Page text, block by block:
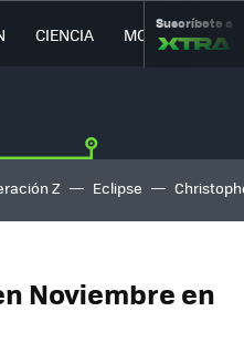
CIENCIA MOVILIDAD
Suscríbete a
Z Eclipse
Noviembre en